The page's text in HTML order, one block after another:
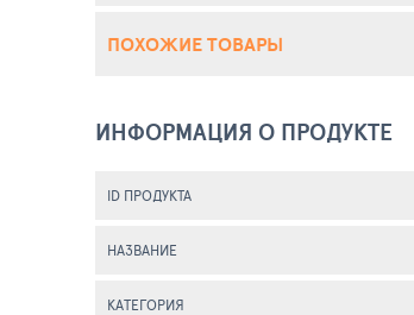
ПОХОЖИЕ ТОВАРЫ
ИНФОРМАЦИЯ О ПРОДУКТЕ
ID ПРОДУКТА
НАЗВАНИЕ
КАТЕГОРИЯ